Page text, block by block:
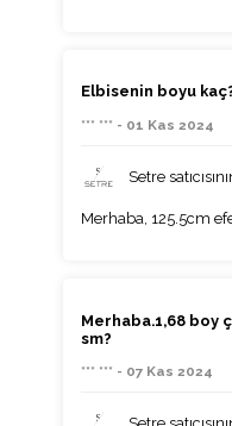
Elbisenin boyu
*** *** - 01 Kas 2024
Setre
Merhaba, 125.5cm
Merhaba.1,68 boy
sm?
*** *** - 07 Kas 2024